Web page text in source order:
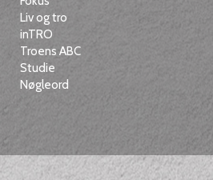
Liv og tro
inTRO
Troens ABC
Studie
Nøgleord